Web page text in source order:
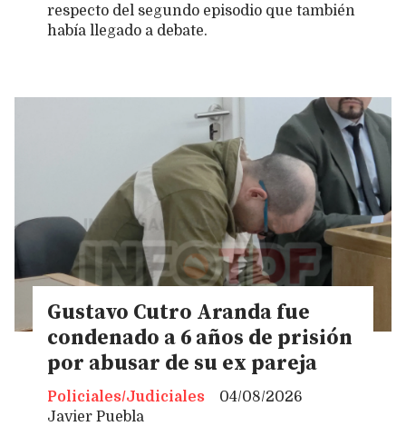
respecto del segundo episodio que también
había llegado a debate.
Gustavo Cutro Aranda fue
condenado a 6 años de prisión
por abusar de su ex pareja
Javier Puebla
Policiales/Judiciales 04/08/2026